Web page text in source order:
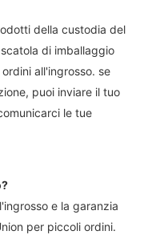
della custodia del
di imballaggio
all'ingrosso. se
puoi inviare il tuo
le tue
e la garanzia
per piccoli ordini.